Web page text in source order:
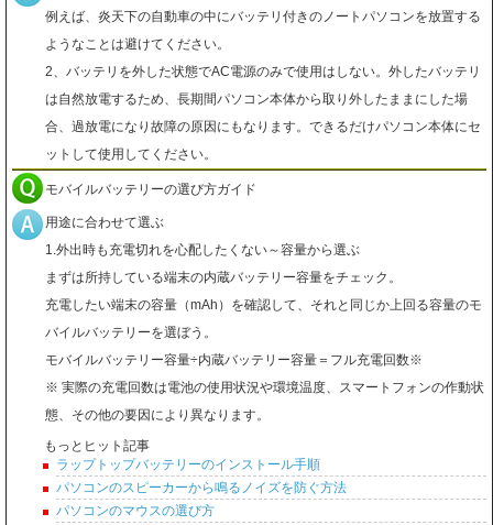
例えば、炎天下の自動車の中にバッテリ付きのノートパソコンを放置する
ようなことは避けてください。
2、バッテリを外した状態でAC電源のみで使用はしない。外したバッテリ
は自然放電するため、長期間パソコン本体から取り外したままにした場
合、過放電になり故障の原因にもなります。できるだけパソコン本体にセ
ットして使用してください。
モバイルバッテリーの選び方ガイド
用途に合わせて選ぶ
1.外出時も充電切れを心配したくない～容量から選ぶ
まずは所持している端末の内蔵バッテリー容量をチェック。
充電したい端末の容量（mAh）を確認して、それと同じか上回る容量のモ
バイルバッテリーを選ぼう。
モバイルバッテリー容量÷内蔵バッテリー容量＝フル充電回数※
※ 実際の充電回数は電池の使用状況や環境温度、スマートフォンの作動状
態、その他の要因により異なります。
もっとヒット記事
ラップトップバッテリーのインストール手順
パソコンのスピーカーから鳴るノイズを防ぐ方法
パソコンのマウスの選び方